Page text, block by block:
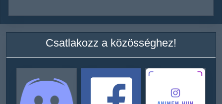
Csatlakozz a közösséghez!